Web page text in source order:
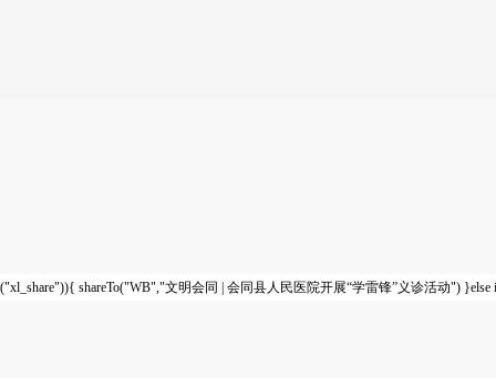
("xl_share")){ shareTo("WB","文明会同 | 会同县人民医院开展“学雷锋”义诊活动")